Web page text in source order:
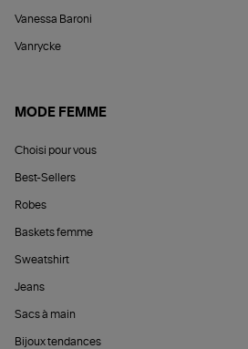
Vanessa Baroni
Vanrycke
MODE FEMME
Choisi pour vous
Best-Sellers
Robes
Baskets femme
Sweatshirt
Jeans
Sacs à main
Bijoux tendances